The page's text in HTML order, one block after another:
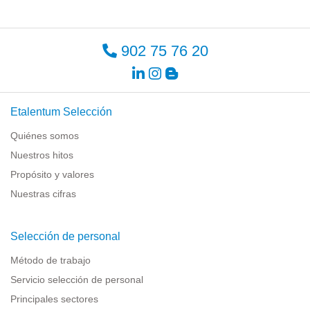
902 75 76 20
Etalentum Selección
Quiénes somos
Nuestros hitos
Propósito y valores
Nuestras cifras
Selección de personal
Método de trabajo
Servicio selección de personal
Principales sectores